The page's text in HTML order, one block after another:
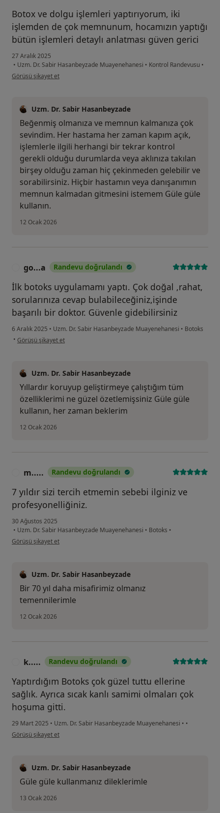
Botox ve dolgu işlemleri yaptırıyorum, iki
işlemden de çok memnunum, hocamızın yaptığı
bütün işlemleri detaylı anlatması güven gerici
27 Aralık 2025
• Uzm. Dr. Sabir Hasanbeyzade Muayenehanesi • Kontrol Randevusu •
kullanıcının görüşüne göre m....m
Görüşü şikayet et
Uzm. Dr. Sabir Hasanbeyzade
Beğenmiş olmanıza ve memnun kalmanıza çok
sevindim. Her hastama her zaman kapım açık,
işlemlerle ilgili herhangi bir tekrar kontrol
gerekli olduğu durumlarda veya aklınıza takılan
birşey olduğu zaman hiç çekinmeden gelebilir ve
sorabilirsiniz. Hiçbir hastamın veya danışanımın
memnun kalmadan gitmesini istemem Güle güle
kullanın.
12 Ocak 2026
go...a Randevu doğrulandı
İlk botoks uygulamamı yaptı. Çok doğal ,rahat,
sorularınıza cevap bulabileceğiniz,işinde
başarılı bir doktor. Güvenle gidebilirsiniz
6 Aralık 2025 • Uzm. Dr. Sabir Hasanbeyzade Muayenehanesi • Botoks
• kullanıcının görüşüne göre go...a
Görüşü şikayet et
Uzm. Dr. Sabir Hasanbeyzade
Yıllardır koruyup geliştirmeye çalıştığım tüm
özelliklerimi ne güzel özetlemişsiniz Güle güle
kullanın, her zaman beklerim
12 Ocak 2026
m..... Randevu doğrulandı
7 yıldır sizi tercih etmemin sebebi ilginiz ve
profesyonelliğiniz.
30 Ağustos 2025
• Uzm. Dr. Sabir Hasanbeyzade Muayenehanesi • Botoks •
kullanıcının görüşüne göre m.....
Görüşü şikayet et
Uzm. Dr. Sabir Hasanbeyzade
Bir 70 yıl daha misafirimiz olmanız
temennilerimle
12 Ocak 2026
k..... Randevu doğrulandı
Yaptırdığım Botoks çok güzel tuttu ellerine
sağlık. Ayrıca sıcak kanlı samimi olmaları çok
hoşuma gitti.
29 Mart 2025 • Uzm. Dr. Sabir Hasanbeyzade Muayenehanesi • •
kullanıcının görüşüne göre k.....
Görüşü şikayet et
Uzm. Dr. Sabir Hasanbeyzade
Güle güle kullanmanız dileklerimle
13 Ocak 2026